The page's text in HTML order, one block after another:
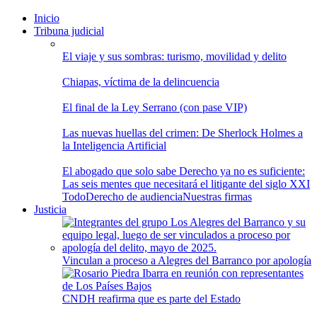
Inicio
Tribuna judicial
El viaje y sus sombras: turismo, movilidad y delito
Chiapas, víctima de la delincuencia
El final de la Ley Serrano (con pase VIP)
Las nuevas huellas del crimen: De Sherlock Holmes a
la Inteligencia Artificial
El abogado que solo sabe Derecho ya no es suficiente:
Las seis mentes que necesitará el litigante del siglo XXI
TodoDerecho de audienciaNuestras firmas
Justicia
Vinculan a proceso a Alegres del Barranco por apología
CNDH reafirma que es parte del Estado